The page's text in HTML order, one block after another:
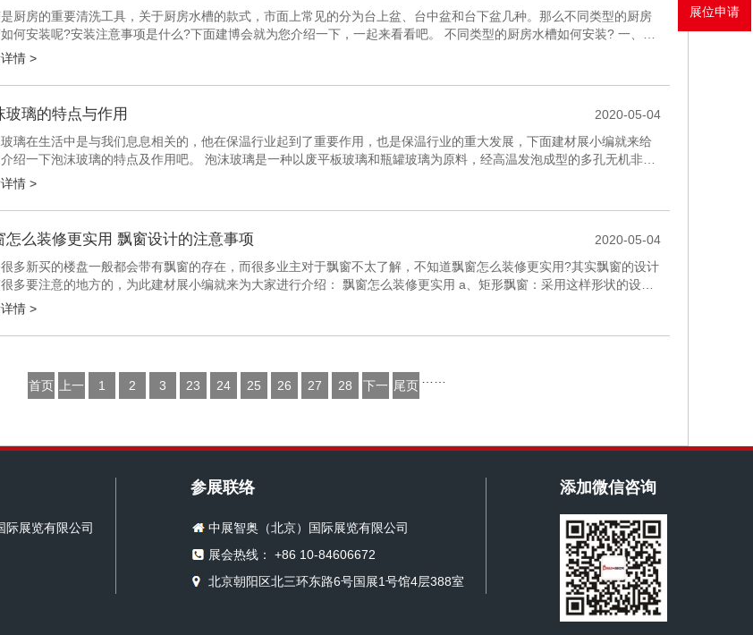
厨房的重要清洗工具，关于厨房水槽的款式，市面上常见的分为台上盆、台中盆和台下盆几种。那么不同类型的厨房
何安装呢?安装注意事项是什么?下面建博会就为您介绍一下，一起来看看吧。 不同类型的厨房水槽如何安装? 一、台
安装方法 1、直接在台面上开一个洞，然后把水槽放上去就可以了。 2、后...
情 >
玻璃的特点与作用
2020-05-04
璃在生活中是与我们息息相关的，他在保温行业起到了重要作用，也是保温行业的重大发展，下面建材展小编就来给
绍一下泡沫玻璃的特点及作用吧。 泡沫玻璃是一种以废平板玻璃和瓶罐玻璃为原料，经高温发泡成型的多孔无机非金
，具有防火、防水，无毒、耐腐蚀、防蛀，不老化，无放射性、绝缘，防磁波、防静...
情 >
怎么装修更实用 飘窗设计的注意事项
2020-05-04
多新买的楼盘一般都会带有飘窗的存在，而很多业主对于飘窗不太了解，不知道飘窗怎么装修更实用?其实飘窗的设计
多要注意的地方的，为此建材展小编就来为大家进行介绍： 飘窗怎么装修更实用 a、矩形飘窗：采用这样形状的设
窗不仅显长，而且也比较矮，书桌还可以做成多种组合，中间最好是抽拉式的键盘...
情 >
首页
上一
1 2 3 23 24 25 26 27 28
下一 尾页
际展览有限公司
参展联络
中展智奥（北京）国际展览有限公司
展会热线： +86 10-84606672
北京朝阳区北三环东路6号国展1号馆4层388室
添加微信咨询
展位申请